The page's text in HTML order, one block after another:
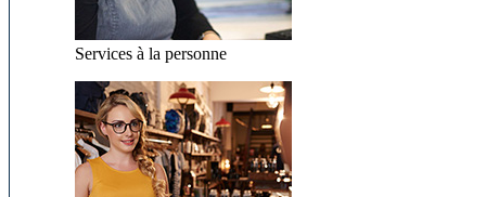
Services à la personne